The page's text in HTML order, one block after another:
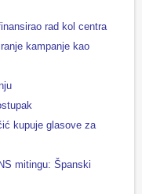
rad kol centra
kampanje kao
kupuje glasove za
mitingu: Španski